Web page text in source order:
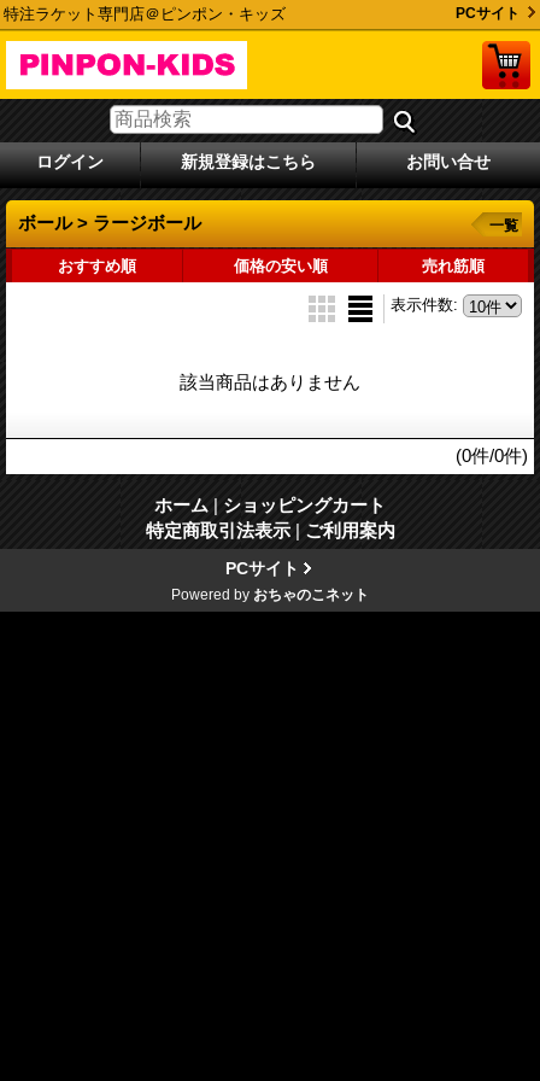
特注ラケット専門店＠ピンポン・キッズ PCサイト
ログイン 新規登録はこちら お問い合せ
ボール > ラージボール 一覧
おすすめ順 価格の安い順 売れ筋順
表示件数:
該当商品はありません
(0件/0件)
ホーム | ショッピングカート
特定商取引法表示 | ご利用案内
PCサイト
Powered by おちゃのこネット